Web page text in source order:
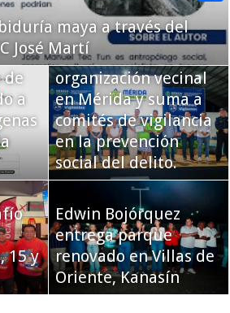
maya a través del
José Martí
de
a
Impulsa Cecilia
Patrón la
organización vecinal
en Mérida y suma a
comités de vigilancia
en la prevención
social del delito.
15 y
Edwin Bojórquez
entrega parque
renovado en Villas de
Oriente, Kanasín